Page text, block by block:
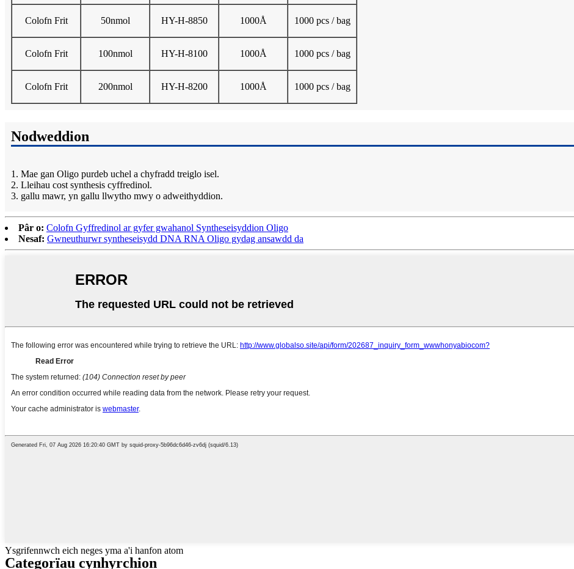
Colofn Frit 50nmol HY-H-8850 1000Å 1000 pcs / bag
Colofn Frit 100nmol HY-H-8100 1000Å 1000 pcs / bag
Colofn Frit 200nmol HY-H-8200 1000Å 1000 pcs / bag
Nodweddion
1. Mae gan Oligo purdeb uchel a chyfradd treiglo isel.
2. Lleihau cost synthesis cyffredinol.
3. gallu mawr, yn gallu llwytho mwy o adweithyddion.
Pâr o: Colofn Gyffredinol ar gyfer gwahanol Syntheseisyddion Oligo
Nesaf: Gwneuthurwr syntheseisydd DNA RNA Oligo gydag ansawdd da
Ysgrifennwch eich neges yma a'i hanfon atom
Categorïau cynhyrchion